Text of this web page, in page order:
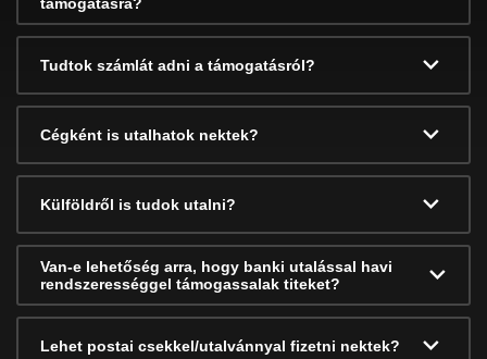
Tudtok számlát adni a támogatásról?
Cégként is utalhatok nektek?
Külföldről is tudok utalni?
Van-e lehetőség arra, hogy banki utalással havi
rendszerességgel támogassalak titeket?
Lehet postai csekkel/utalvánnyal fizetni nektek?